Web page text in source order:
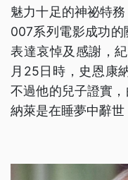
魅力十足的神祕特
007系列電影成功的
表達哀悼及感謝，
月25日時，史恩康
不過他的兒子證實
納萊是在睡夢中辭世